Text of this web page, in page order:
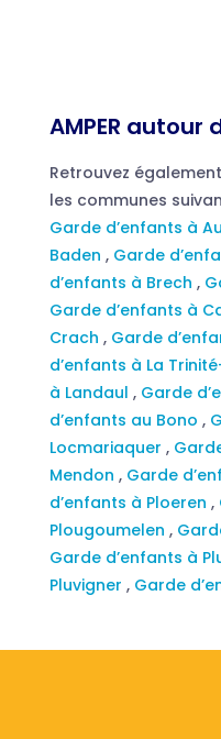
AMPER autour
Retrouvez également
les communes
Garde d’enfants à
Baden , Garde
d’enfants à Brech ,
Garde d’enfants à
Crach , Garde
d’enfants à La
à Landaul , Garde
d’enfants au Bono ,
Locmariaquer ,
Mendon , Garde
d’enfants à Ploeren ,
Plougoumelen ,
Garde d’enfants à
Pluvigner , Garde